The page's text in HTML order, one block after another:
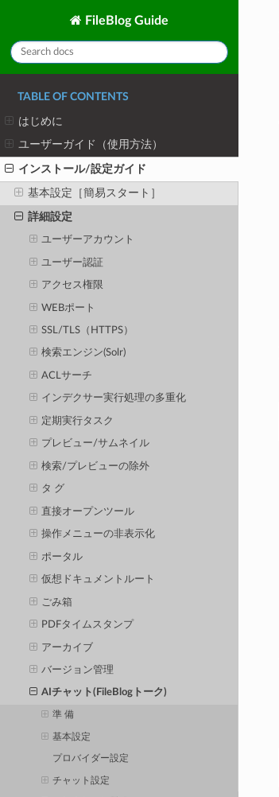
FileBlog Guide
TABLE OF CONTENTS
はじめに
ユーザーガイド（使用方法）
インストール/設定ガイド
基本設定［簡易スタート］
詳細設定
ユーザーアカウント
ユーザー認証
アクセス権限
WEBポート
SSL/TLS（HTTPS）
検索エンジン(Solr)
ACLサーチ
インデクサー実行処理の多重化
定期実行タスク
プレビュー/サムネイル
検索/プレビューの除外
タ グ
直接オープンツール
操作メニューの非表示化
ポータル
仮想ドキュメントルート
ごみ箱
PDFタイムスタンプ
アーカイブ
バージョン管理
AIチャット(FileBlogトーク)
準 備
基本設定
プロバイダー設定
チャット設定